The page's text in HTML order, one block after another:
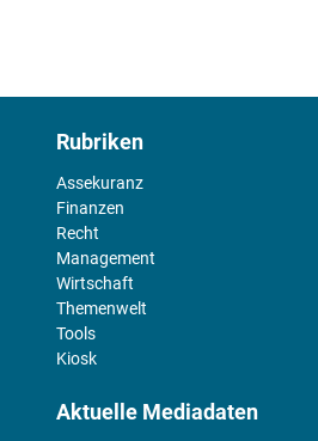
Rubriken
Assekuranz
Finanzen
Recht
Management
Wirtschaft
Themenwelt
Tools
Kiosk
Aktuelle Mediadaten